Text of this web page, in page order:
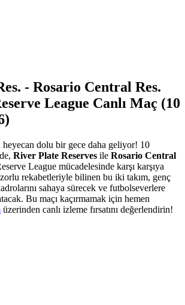
- Rosario Central Res.
League Canlı Maç (10
dolu bir gece daha geliyor! 10
River Plate Reserves ile Rosario Central
League mücadelesinde karşı karşıya
rekabetleriyle bilinen bu iki takım, genç
sahaya sürecek ve futbolseverlere
Bu maçı kaçırmamak için hemen
üzerinden canlı izleme fırsatını değerlendirin!